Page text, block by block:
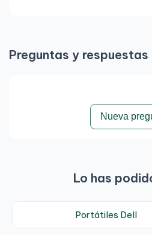
Preguntas y respuestas
Nueva
Lo has
Portátiles Dell